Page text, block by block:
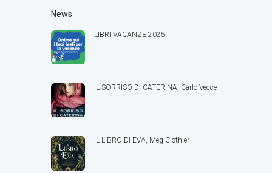
News
LIBRI VACANZE 2025
IL SORRISO DI CATERINA, Carlo Vecce
IL LIBRO DI EVA, Meg Clothier